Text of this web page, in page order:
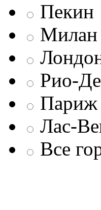
Пекин
Милан
Рио-
Париж
Лас-
Все